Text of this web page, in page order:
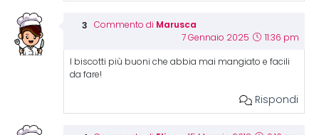
Commento di Marusca
7 Gennaio 2025 11:36 pm
I biscotti più buoni che abbia mai mangiato e facili
da fare!
Rispondi